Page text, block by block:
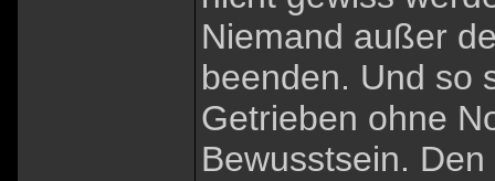
Niemand außer
beenden. Und so
Getrieben ohne
Bewusstsein.